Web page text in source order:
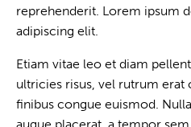
reprehenderit. Lorem ipsum
adipiscing elit.
Etiam vitae leo et diam
ultricies risus, vel rutrum
finibus congue euismod.